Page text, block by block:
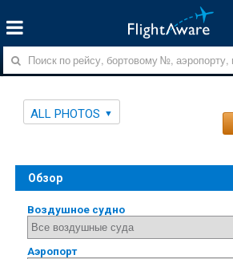
ALL PHOTOS
Обзор
Воздушное судно
Аэропорт